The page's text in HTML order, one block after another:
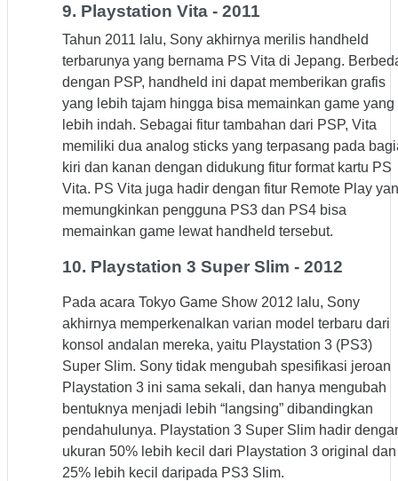
9. Playstation Vita - 2011
Tahun 2011 lalu, Sony akhirnya merilis handheld
terbarunya yang bernama PS Vita di Jepang.
dengan PSP, handheld ini dapat memberikan grafis
yang lebih tajam hingga bisa memainkan game yang
lebih indah. Sebagai fitur tambahan dari PSP, Vita
memiliki dua analog sticks yang terpasang pada
kiri dan kanan dengan didukung fitur format kartu PS
Vita. PS Vita juga hadir dengan fitur Remote Play
memungkinkan pengguna PS3 dan PS4 bisa
memainkan game lewat handheld tersebut.
10. Playstation 3 Super Slim - 2012
Pada acara Tokyo Game Show 2012 lalu, Sony
akhirnya memperkenalkan varian model terbaru dari
konsol andalan mereka, yaitu Playstation 3 (PS3)
Super Slim. Sony tidak mengubah spesifikasi jeroan
Playstation 3 ini sama sekali, dan hanya mengubah
bentuknya menjadi lebih “langsing” dibandingkan
pendahulunya. Playstation 3 Super Slim hadir
ukuran 50% lebih kecil dari Playstation 3 original dan
25% lebih kecil daripada PS3 Slim.